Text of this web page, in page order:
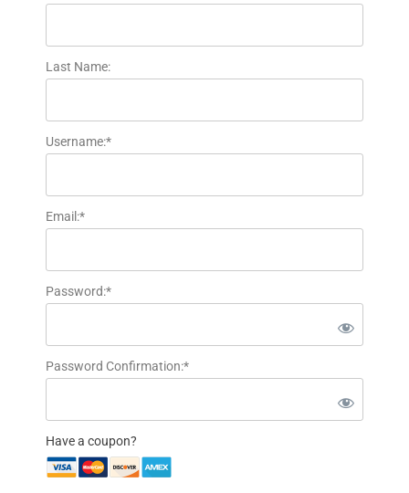
Last Name:
Username:*
Email:*
Password:*
Password Confirmation:*
Have a coupon?